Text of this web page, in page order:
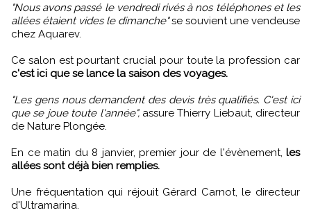
"Nous avons passé le vendredi rivés à nos téléphones et les
allées étaient vides le dimanche"se souvient une vendeuse
chez Aquarev.
Ce salon est pourtant crucial pour toute la profession car
c'est ici que se lance la saison des voyages.
"Les gens nous demandent des devis très qualifiés. C'est ici
que se joue toute l'année",assure Thierry Liebaut, directeur
de Nature Plongée.
En ce matin du 8 janvier, premier jour de l'évènement, les
allées sont déjà bien remplies.
Une fréquentation qui réjouit Gérard Carnot, le directeur
d'Ultramarina.